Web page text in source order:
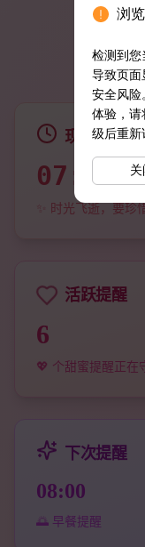
浏
检测到您
导致页面
安全风险
体验，请
级后重新
关